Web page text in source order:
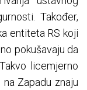
Također,
entiteta RS koji
pokušavaju da
licemjerno
Zapadu znaju